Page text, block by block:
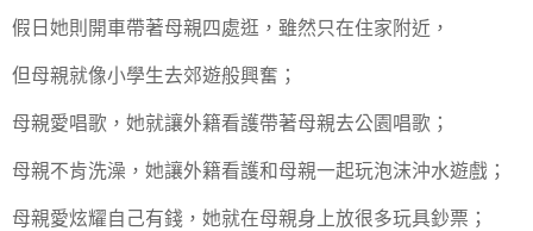
假日她則開車帶著母親四處逛，雖然只在住家附近，
但母親就像小學生去郊遊般興奮；
母親愛唱歌，她就讓外籍看護帶著母親去公園唱歌；
母親不肯洗澡，她讓外籍看護和母親一起玩泡沫沖水遊戲；
母親愛炫耀自己有錢，她就在母親身上放很多玩具鈔票；